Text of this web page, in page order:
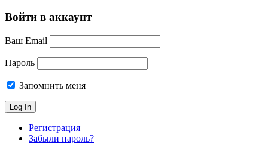
Войти в аккаунт
Ваш Email
Пароль
Запомнить меня
Регистрация
Забыли пароль?